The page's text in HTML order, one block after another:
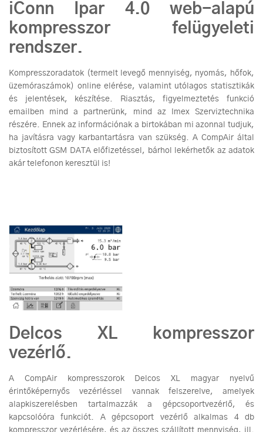
iConn Ipar 4.0 web-alapú
kompresszor felügyeleti
rendszer.
Kompresszoradatok (termelt levegő mennyiség, nyomás, hőfok,
üzemóraszámok) online elérése, valamint utólagos statisztikák
és jelentések, készítése. Riasztás, figyelmeztetés funkció
emailben mind a partnerünk, mind az Imex Szerviztechnika
részére. Ennek az információnak a birtokában mi azonnal tudjuk,
ha javításra vagy karbantartásra van szükség. A CompAir által
biztosított GSM DATA előfizetéssel, bárhol lekérhetők az adatok
akár telefonon keresztül is!
Delcos XL kompresszor
vezérlő.
A CompAir kompresszorok Delcos XL magyar nyelvű
érintőképernyős vezérléssel vannak felszerelve, amelyek
alapkiszerelésben tartalmazzák a gépcsoportvezérlő, és
kapcsolóóra funkciót. A gépcsoport vezérlő alkalmas 4 db
kompresszor vezérlésére, és az összes szállított mennyiség, ill.